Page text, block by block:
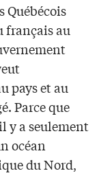
Québécois
français au
pays et au
Parce que
y a seulement
océan
du Nord,